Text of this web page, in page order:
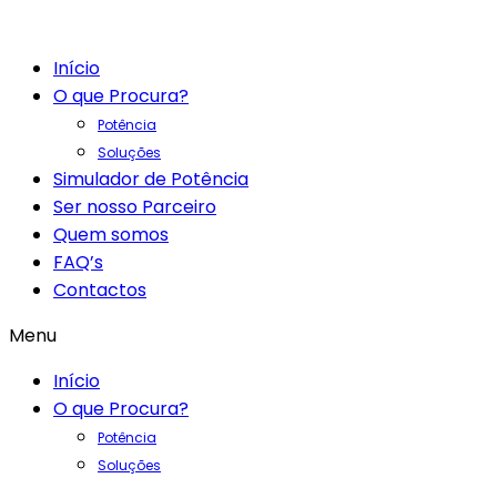
Início
O que Procura?
Potência
Soluções
Simulador de Potência
Ser nosso Parceiro
Quem somos
FAQ’s
Contactos
Menu
Início
O que Procura?
Potência
Soluções